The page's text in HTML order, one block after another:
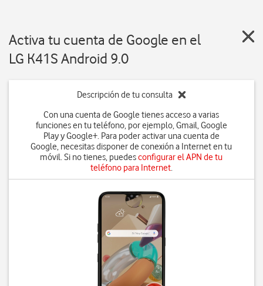
Activa tu cuenta de Google en el
LG K41S Android 9.0
Descripción de tu consulta
Con una cuenta de Google tienes acceso a varias
funciones en tu teléfono, por ejemplo, Gmail, Google
Play y Google+. Para poder activar una cuenta de
Google, necesitas disponer de conexión a Internet en tu
móvil. Si no tienes, puedesconfigurar el APN de tu
teléfono para Internet.